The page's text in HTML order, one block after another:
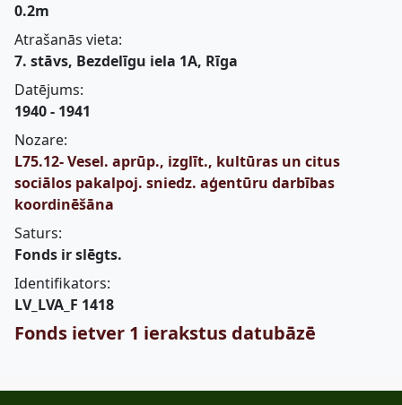
0.2m
Atrašanās vieta:
7. stāvs, Bezdelīgu iela 1A, Rīga
Datējums:
1940 - 1941
Nozare:
L75.12- Vesel. aprūp., izglīt., kultūras un citus
sociālos pakalpoj. sniedz. aģentūru darbības
koordinēšāna
Saturs:
Fonds ir slēgts.
Identifikators:
LV_LVA_F 1418
Fonds ietver 1 ierakstus datubāzē